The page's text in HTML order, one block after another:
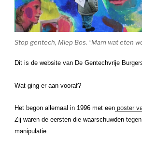
Stop gentech, Miep Bos. “Mam wat eten
Dit is de website van De Gentechvrije
Wat ging er aan vooraf?
Het begon allemaal in 1996 met een poster
Zij waren de eersten die waarschuwden
manipulatie.